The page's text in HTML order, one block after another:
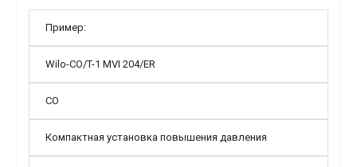
Пример:
Wilo-CO/T-1 MVI 204/ER
CO
Компактная установка повышения давления